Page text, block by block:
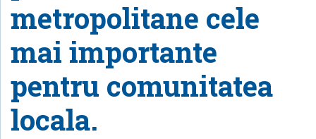
metropolitane cele
mai importante
pentru comunitatea
locala.